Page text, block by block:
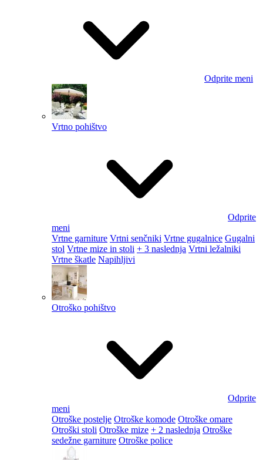
Odprite meni
Vrtno pohištvo
Odprite
meni
Vrtne garniture Vrtni senčniki Vrtne gugalnice Gugalni
stol Vrtne mize in stoli + 3 naslednja Vrtni ležalniki
Vrtne škatle Napihljivi
Otroško pohištvo
Odprite
meni
Otroške postelje Otroške komode Otroške omare
Otroški stoli Otroške mize + 2 naslednja Otroške
sedežne garniture Otroške police